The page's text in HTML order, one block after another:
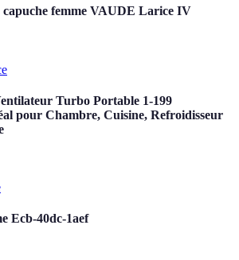
capuche femme VAUDE Larice IV
Turbo Portable 1-199
pour Chambre, Cuisine, Refroidisseur
Ecb-40dc-1aef